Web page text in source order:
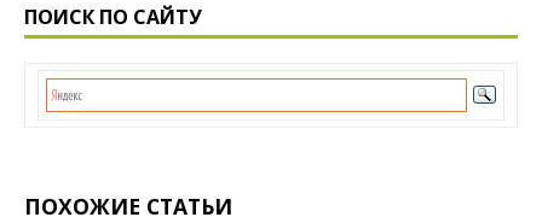
ПОИСК ПО САЙТУ
ПОХОЖИЕ СТАТЬИ